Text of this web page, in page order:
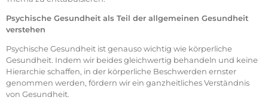
Psychische Gesundheit als Teil der allgemeinen Gesundheit
verstehen
Psychische Gesundheit ist genauso wichtig wie körperliche
Gesundheit. Indem wir beides gleichwertig behandeln und keine
Hierarchie schaffen, in der körperliche Beschwerden ernster
genommen werden, fördern wir ein ganzheitliches Verständnis
von Gesundheit.